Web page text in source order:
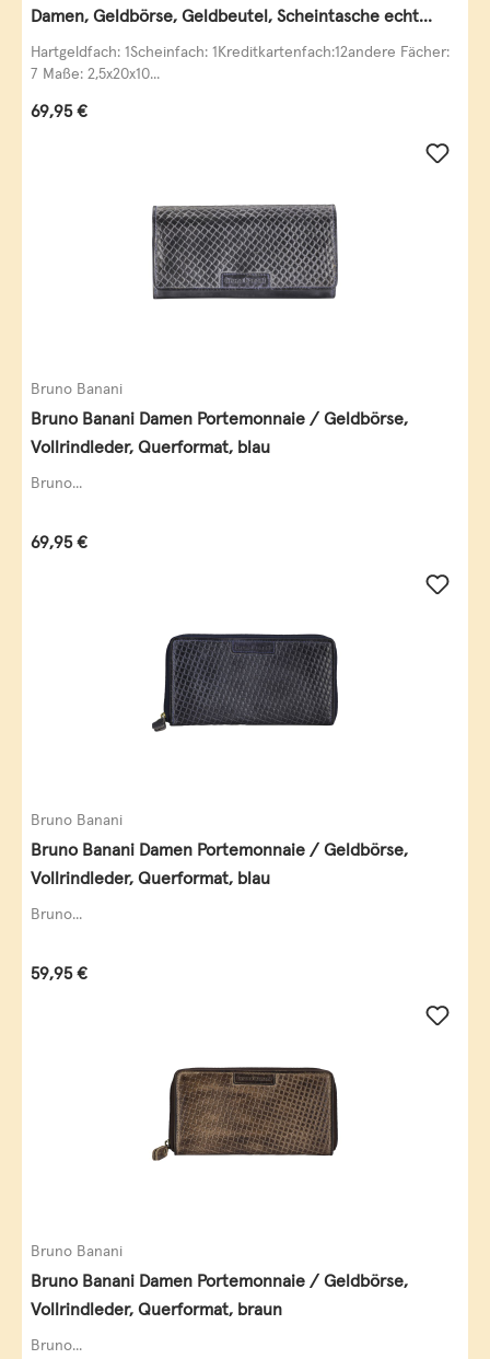
Damen, Geldbörse, Geldbeutel, Scheintasche echt
Leder
Hartgeldfach: 1Scheinfach: 1Kreditkartenfach:12andere Fächer:
7 Maße: 2,5x20x10...
Regulärer Preis:
69,95 €
Bruno Banani
Bruno Banani Damen Portemonnaie / Geldbörse,
Vollrindleder, Querformat, blau
Bruno...
Regulärer Preis:
69,95 €
Bruno Banani
Bruno Banani Damen Portemonnaie / Geldbörse,
Vollrindleder, Querformat, blau
Bruno...
Regulärer Preis:
59,95 €
Bruno Banani
Bruno Banani Damen Portemonnaie / Geldbörse,
Vollrindleder, Querformat, braun
Bruno...